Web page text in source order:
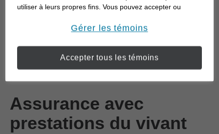
En savoir plus
Assurance avec
prestations du vivant
utiliser à leurs propres fins. Vous pouvez accepter ou
Pour en savoir plus sur la façon dont nous utilisons les
veuillez consulter notreDéclaration de confidentialité de
l’information transmise en ligne opens in a new window
.
Gérer les témoins
Accepter tous les témoins